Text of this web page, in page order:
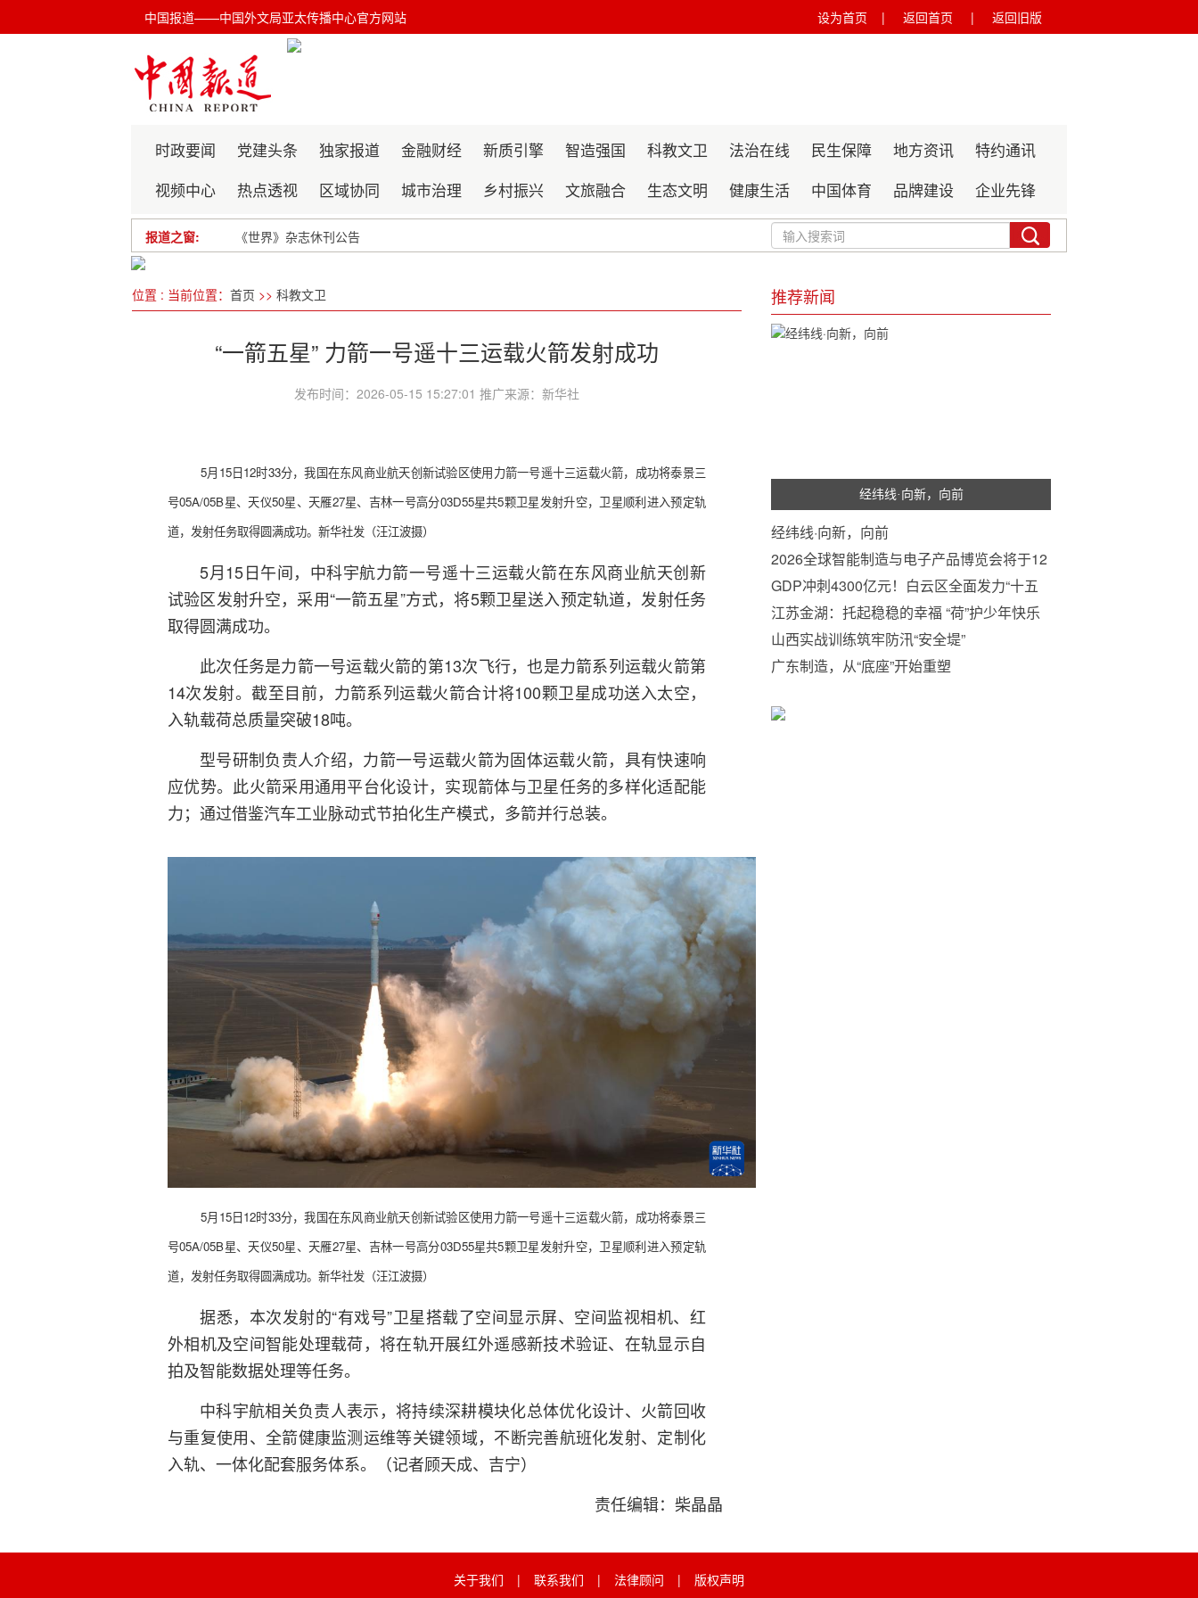
中国报道——中国外文局亚太传播中心官方网站 返回旧版
返回首页 |
设为首页 |
时政要闻 党建头条 独家报道 金融财经 新质引擎 智造强国 科教文卫 法治在线 民生保障 地方资讯
特约通讯
视频中心
热点透视 区域协同 城市治理 乡村振兴 文旅融合 生态文明 健康生活 中国体育 品牌建设 企业先锋
报道之窗:
《世界》杂志休刊公告
关于“熊猫杯”青少年美育文创系列活动的声明
关于“和合杯”亚太青少年文化交流系列活动的声明
位置 : 当前位置： 首页 >> 科教文卫
“一箭五星” 力箭一号遥十三运载火箭发射成功
发布时间：2026-05-15 15:27:01 推广来源：新华社
5月15日12时33分，我国在东风商业航天创新试验区使用力箭一号遥十三运载火箭，成功将泰景三
号05A/05B星、天仪50星、天雁27星、吉林一号高分03D55星共5颗卫星发射升空，卫星顺利进入预定轨
道，发射任务取得圆满成功。新华社发（汪江波摄）
5月15日午间，中科宇航力箭一号遥十三运载火箭在东风商业航天创新
试验区发射升空，采用“一箭五星”方式，将5颗卫星送入预定轨道，发射任务
取得圆满成功。
此次任务是力箭一号运载火箭的第13次飞行，也是力箭系列运载火箭第
14次发射。截至目前，力箭系列运载火箭合计将100颗卫星成功送入太空，
入轨载荷总质量突破18吨。
型号研制负责人介绍，力箭一号运载火箭为固体运载火箭，具有快速响
应优势。此火箭采用通用平台化设计，实现箭体与卫星任务的多样化适配能
力；通过借鉴汽车工业脉动式节拍化生产模式，多箭并行总装。
5月15日12时33分，我国在东风商业航天创新试验区使用力箭一号遥十三运载火箭，成功将泰景三
号05A/05B星、天仪50星、天雁27星、吉林一号高分03D55星共5颗卫星发射升空，卫星顺利进入预定轨
道，发射任务取得圆满成功。新华社发（汪江波摄）
据悉，本次发射的“有戏号”卫星搭载了空间显示屏、空间监视相机、红
外相机及空间智能处理载荷，将在轨开展红外遥感新技术验证、在轨显示自
拍及智能数据处理等任务。
中科宇航相关负责人表示，将持续深耕模块化总体优化设计、火箭回收
与重复使用、全箭健康监测运维等关键领域，不断完善航班化发射、定制化
入轨、一体化配套服务体系。（记者顾天成、吉宁）
责任编辑：柴晶晶
推荐新闻
经纬线·向新，向前
经纬线·向新，向前
2026全球智能制造与电子产品博览会将于12
月3日在澳门、珠海同步举办
GDP冲刺4300亿元！白云区全面发力“十五
五”
江苏金湖：托起稳稳的幸福 “荷”护少年快乐
成长
山西实战训练筑牢防汛“安全堤”
广东制造，从“底座”开始重塑
关于我们 | 联系我们 | 法律顾问 |
版权声明